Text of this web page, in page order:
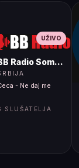
UŽIVO
Radio Sombor
- Ne daj me
SLUŠATELJA